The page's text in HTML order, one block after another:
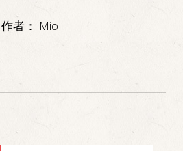
作者： Mio